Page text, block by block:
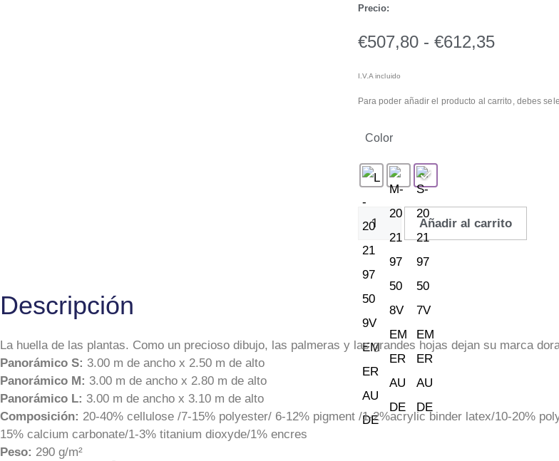
Precio:
€507,80 - €612,35
I.V.A incluido
Para poder añadir el producto al carrito, debes
Color
Añadir al carrito
Descripción
La huella de las plantas. Como un precioso dibujo, las palmeras y las grandes hojas dejan su marca
Panorámico S: 3.00 m de ancho x 2.50 m de alto
Panorámico M: 3.00 m de ancho x 2.80 m de alto
Panorámico L: 3.00 m de ancho x 3.10 m de alto
Composición: 20-40% cellulose /7-15% polyester/ 6-12% pigment /1-2%acrylic binder latex/10-20%
15% calcium carbonate/1-3% titanium dioxyde/1% encres
Peso: 290 g/m²